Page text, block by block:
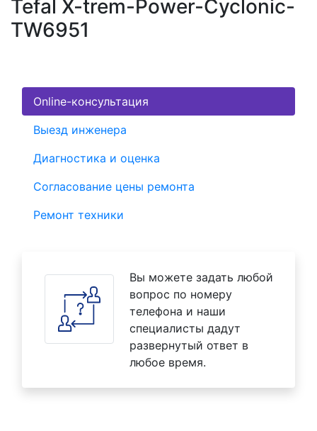
Tefal X-trem-Power-Cyclonic-
TW6951
Online-консультация
Выезд инженера
Диагностика и оценка
Согласование цены ремонта
Ремонт техники
Вы можете задать любой
вопрос по номеру
телефона и наши
специалисты дадут
развернутый ответ в
любое время.